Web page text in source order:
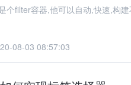
容器,他可以自动,快速,构建不同筛选
08-03 08:57:03